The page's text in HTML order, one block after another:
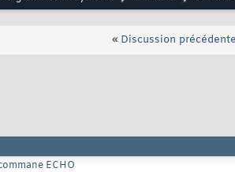
« Discussion précédente
ECHO